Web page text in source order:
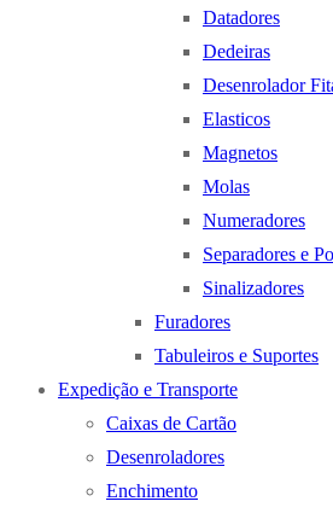
Datadores
Dedeiras
Desenrolador
Elasticos
Magnetos
Molas
Numeradores
Separadores e
Sinalizadores
Furadores
Tabuleiros e Suportes
Expedição e Transporte
Caixas de Cartão
Desenroladores
Enchimento